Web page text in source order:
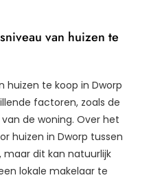
van huizen te
huizen te koop in Dworp
factoren, zoals de
de woning. Over het
huizen in Dworp tussen
maar dit kan natuurlijk
lokale makelaar te